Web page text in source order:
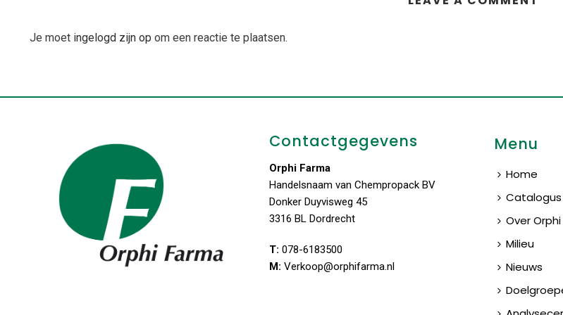
Je moet ingelogd zijn op om een reactie te plaatsen.
Contactgegevens
Orphi Farma
Handelsnaam van Chempropack BV
Donker Duyvisweg 45
3316 BL Dordrecht
T: 078-6183500
M: Verkoop@orphifarma.nl
Menu
Home
Catalogus
Over
Milieu
Nieuws